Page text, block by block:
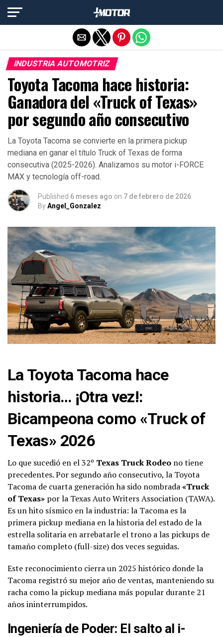
INDUSTRIA AUTOMOTRIZ
Toyota Tacoma hace historia:
Ganadora del «Truck of Texas»
por segundo año consecutivo
La Toyota Tacoma se convierte en la primera pickup
mediana en ganar el título Truck of Texas de forma
consecutiva (2025-2026). Analizamos su motor i-FORCE
MAX y tecnología off-road.
Published 6 meses ago on 7 de febrero de 2026
ByAngel_Gonzalez
La Toyota Tacoma hace
historia… ¡Otra vez!:
Bicampeona como «Truck of
Texas» 2026
Lo que sucedió en el 32º Texas Truck Rodeo no tiene
precedentes. Por segundo año consecutivo, la Toyota
Tacoma de cuarta generación ha sido nombrada«Truck
of Texas» por la Texas Auto Writers Association (TAWA).
Es un hito sísmico en la industria: la Tacoma es la
primera pickup mediana en la historia del estado de la
estrella solitaria en arrebatarle el trono a las pickups de
tamaño completo (full-size) dos veces seguidas.
Este reconocimiento cierra un 2025 histórico donde la
Tacoma registró su mejor año de ventas, manteniendo su
racha como la pickup mediana más popular durante 21
años ininterrumpidos.
Ingeniería de Poder: El salto al i-
Salir de la versión móvil